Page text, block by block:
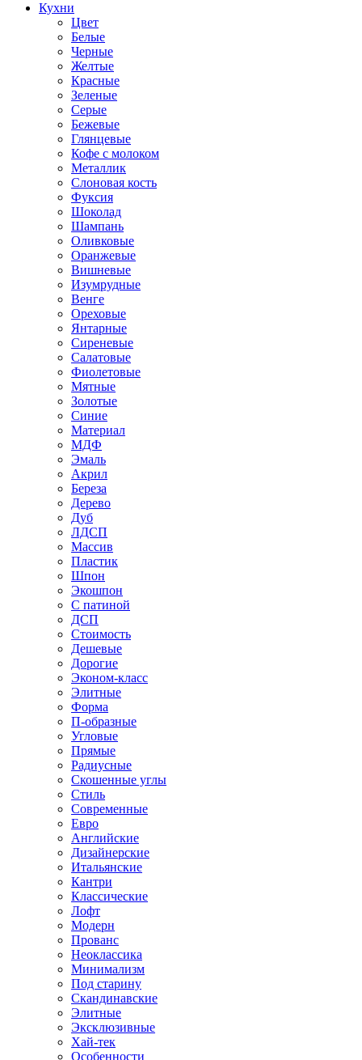
Кухни
Цвет
Белые
Черные
Желтые
Красные
Зеленые
Серые
Бежевые
Глянцевые
Кофе с молоком
Металлик
Слоновая кость
Фуксия
Шоколад
Шампань
Оливковые
Оранжевые
Вишневые
Изумрудные
Венге
Ореховые
Янтарные
Сиреневые
Салатовые
Фиолетовые
Мятные
Золотые
Синие
Материал
МДФ
Эмаль
Акрил
Береза
Дерево
Дуб
ЛДСП
Массив
Пластик
Шпон
Экошпон
С патиной
ДСП
Стоимость
Дешевые
Дорогие
Эконом-класс
Элитные
Форма
П-образные
Угловые
Прямые
Радиусные
Скошенные углы
Стиль
Современные
Евро
Английские
Дизайнерские
Итальянские
Кантри
Классические
Лофт
Модерн
Прованс
Неоклассика
Минимализм
Под старину
Скандинавские
Элитные
Эксклюзивные
Хай-тек
Особенности